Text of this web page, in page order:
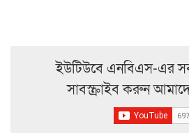
ইউটিউবে এনবিএস-এর
সাবস্ক্রাইব করুন